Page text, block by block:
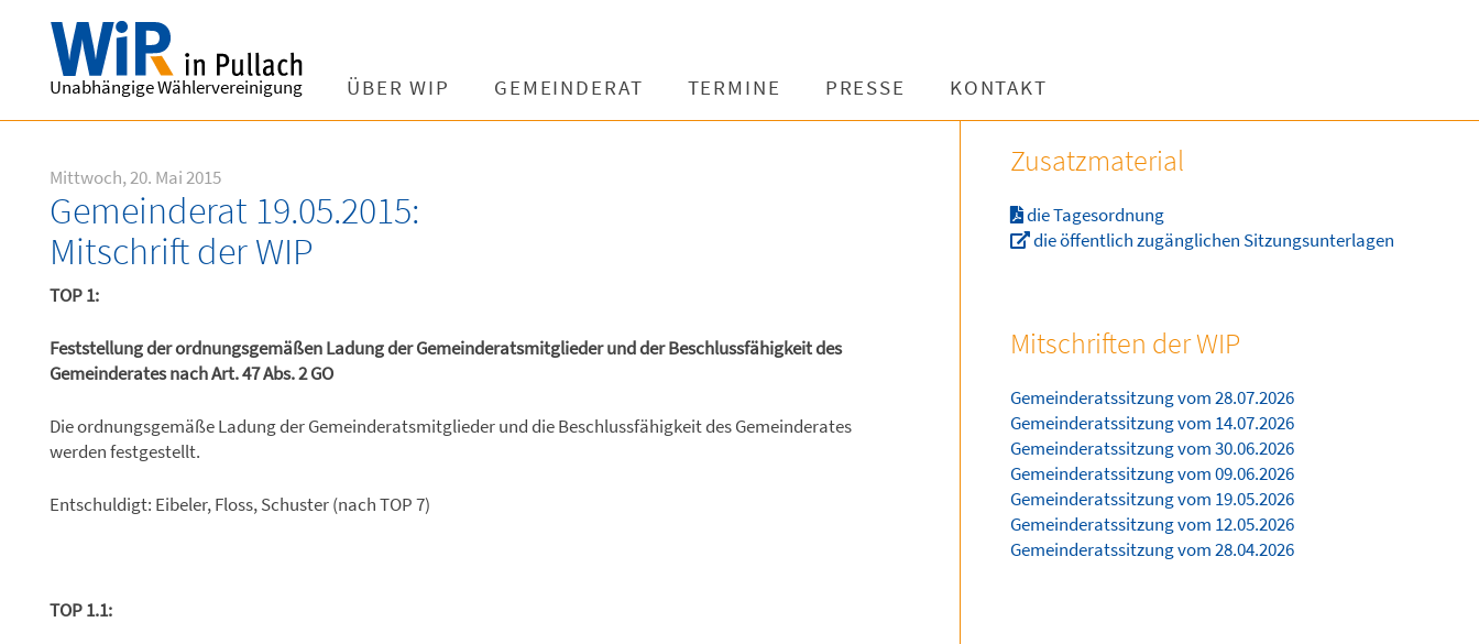
Unabhängige Wählervereinigung ÜBER WIP GEMEINDERAT TERMINE PRESSE KONTAKT
Mittwoch, 20. Mai 2015
Gemeinderat 19.05.2015:
Mitschrift der WIP
TOP 1:
Feststellung der ordnungsgemäßen Ladung der Gemeinderatsmitglieder und der Beschlussfähigkeit des
Gemeinderates nach Art. 47 Abs. 2 GO
Die ordnungsgemäße Ladung der Gemeinderatsmitglieder und die Beschlussfähigkeit des Gemeinderates
werden festgestellt.
Entschuldigt: Eibeler, Floss, Schuster (nach TOP 7)
TOP 1.1:
Zusatzmaterial
die Tagesordnung
die öffentlich zugänglichen Sitzungsunterlagen
Mitschriften der WIP
Gemeinderatssitzung vom 28.07.2026
Gemeinderatssitzung vom 14.07.2026
Gemeinderatssitzung vom 30.06.2026
Gemeinderatssitzung vom 09.06.2026
Gemeinderatssitzung vom 19.05.2026
Gemeinderatssitzung vom 12.05.2026
Gemeinderatssitzung vom 28.04.2026